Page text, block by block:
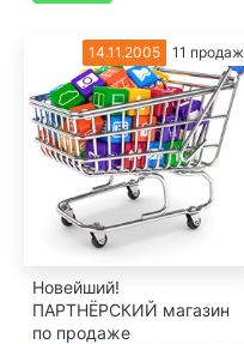
14.11.2005 11 продаж
Новейший!
ПАРТНЁРСКИЙ магазин
по продаже